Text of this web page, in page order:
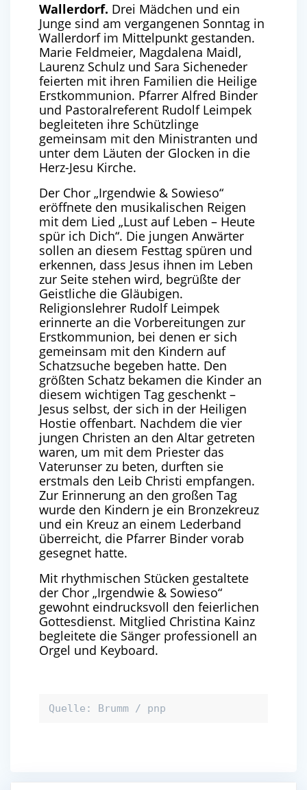
Wallerdorf. Drei Mädchen und ein
Junge sind am vergangenen Sonntag in
Wallerdorf im Mittelpunkt gestanden.
Marie Feldmeier, Magdalena Maidl,
Laurenz Schulz und Sara Sicheneder
feierten mit ihren Familien die Heilige
Erstkommunion. Pfarrer Alfred Binder
und Pastoralreferent Rudolf Leimpek
begleiteten ihre Schützlinge
gemeinsam mit den Ministranten und
unter dem Läuten der Glocken in die
Herz-Jesu Kirche.
Der Chor „Irgendwie & Sowieso“
eröffnete den musikalischen Reigen
mit dem Lied „Lust auf Leben – Heute
spür ich Dich“. Die jungen Anwärter
sollen an diesem Festtag spüren und
erkennen, dass Jesus ihnen im Leben
zur Seite stehen wird, begrüßte der
Geistliche die Gläubigen.
Religionslehrer Rudolf Leimpek
erinnerte an die Vorbereitungen zur
Erstkommunion, bei denen er sich
gemeinsam mit den Kindern auf
Schatzsuche begeben hatte. Den
größten Schatz bekamen die Kinder an
diesem wichtigen Tag geschenkt –
Jesus selbst, der sich in der Heiligen
Hostie offenbart. Nachdem die vier
jungen Christen an den Altar getreten
waren, um mit dem Priester das
Vaterunser zu beten, durften sie
erstmals den Leib Christi empfangen.
Zur Erinnerung an den großen Tag
wurde den Kindern je ein Bronzekreuz
und ein Kreuz an einem Lederband
überreicht, die Pfarrer Binder vorab
gesegnet hatte.
Mit rhythmischen Stücken gestaltete
der Chor „Irgendwie & Sowieso“
gewohnt eindrucksvoll den feierlichen
Gottesdienst. Mitglied Christina Kainz
begleitete die Sänger professionell an
Orgel und Keyboard.
Quelle: Brumm / pnp